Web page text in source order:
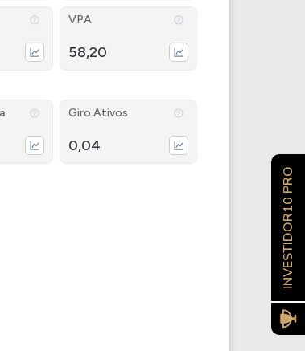
VPA
58,20
Giro Ativos
0,04
INVESTIDOR10 PRO